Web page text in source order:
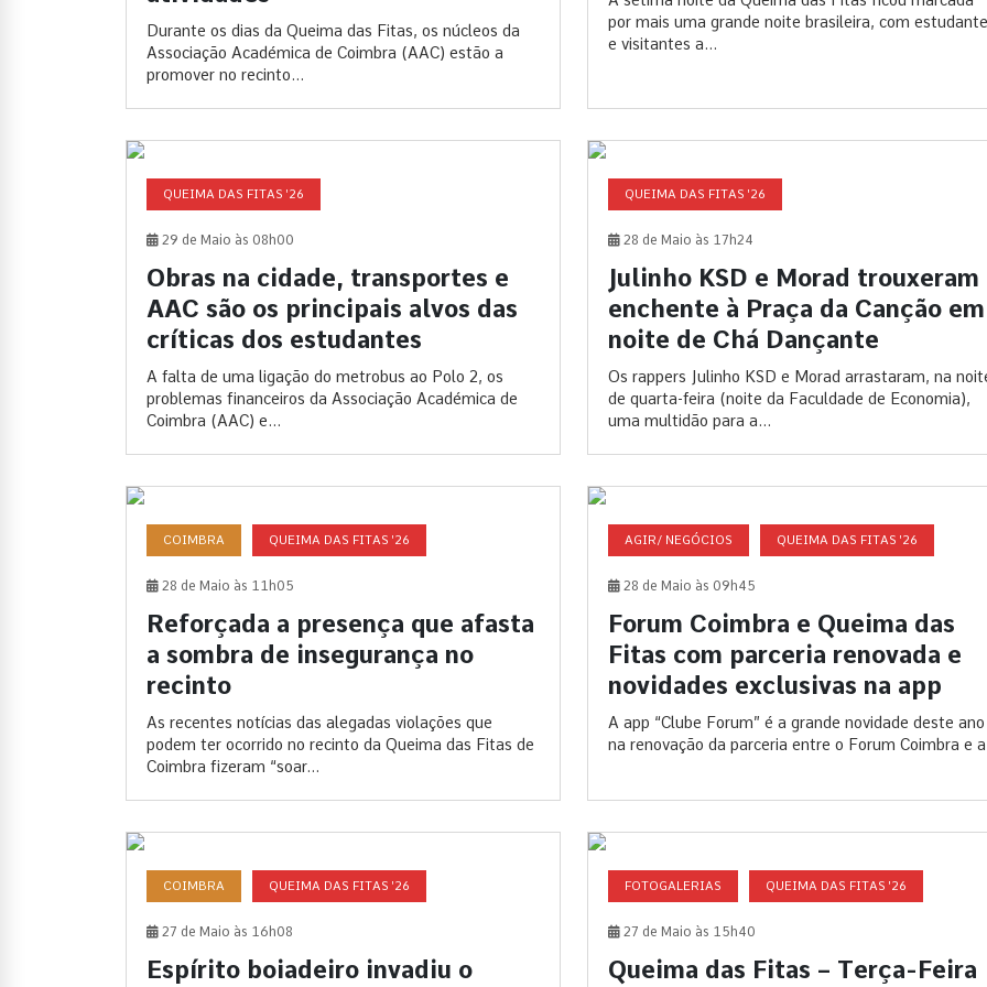
Durante os dias da Queima das Fitas, os núcleos da
Associação Académica de Coimbra (AAC) estão a
promover no recinto...
por mais uma grande noite brasileira, com
e visitantes a...
QUEIMA DAS FITAS '26
29 de Maio às 08h00
Obras na cidade, transportes e
AAC são os principais alvos das
críticas dos estudantes
A falta de uma ligação do metrobus ao Polo 2, os
problemas financeiros da Associação Académica de
Coimbra (AAC) e...
QUEIMA DAS FITAS '26
28 de Maio às 17h24
Julinho KSD e Morad trouxeram
enchente à Praça da Canção em
noite de Chá Dançante
Os rappers Julinho KSD e Morad arrastaram, na
de quarta-feira (noite da Faculdade de Economia),
uma multidão para a...
COIMBRA QUEIMA DAS FITAS '26
28 de Maio às 11h05
Reforçada a presença que afasta
a sombra de insegurança no
recinto
As recentes notícias das alegadas violações que
podem ter ocorrido no recinto da Queima das Fitas de
Coimbra fizeram “soar...
AGIR/ NEGÓCIOS QUEIMA DAS FITAS '26
28 de Maio às 09h45
Forum Coimbra e Queima das
Fitas com parceria renovada e
novidades exclusivas na app
A app “Clube Forum” é a grande novidade deste ano
na renovação da parceria entre o Forum Coimbra e
COIMBRA QUEIMA DAS FITAS '26
27 de Maio às 16h08
Espírito boiadeiro invadiu o
FOTOGALERIAS QUEIMA DAS FITAS '26
27 de Maio às 15h40
Queima das Fitas – Terça-Feira